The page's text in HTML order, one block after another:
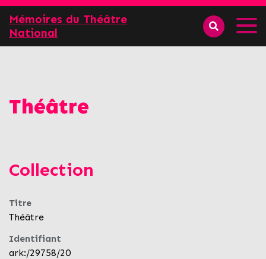
Mémoires du Théâtre
National
Théâtre
Collection
Titre
Théâtre
Identifiant
ark:/29758/20